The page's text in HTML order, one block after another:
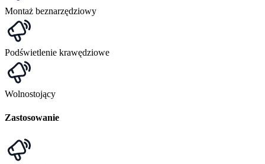
Montaż beznarzędziowy
Podświetlenie krawędziowe
Wolnostojący
Zastosowanie